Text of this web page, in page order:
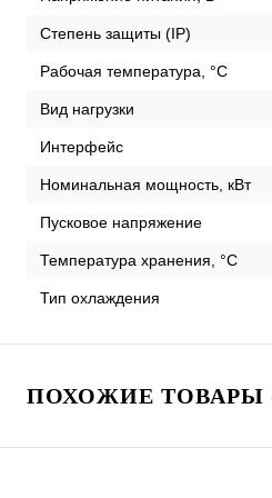
Степень защиты (IP)
Рабочая температура, °С
Вид нагрузки
Интерфейс
Номинальная мощность, кВт
Пусковое напряжение
Температура хранения, °С
Тип охлаждения
ПОХОЖИЕ ТОВАРЫ